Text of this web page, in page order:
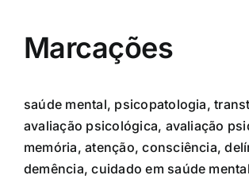
Marcações
saúde mental, psicopatologia,
avaliação psicológica, avaliação
memória, atenção, consciência,
demência, cuidado em saúde mental